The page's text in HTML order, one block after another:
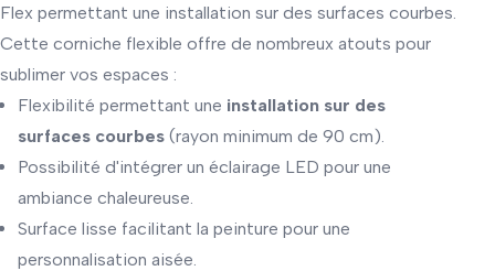
Flex permettant une installation sur des surfaces courbes.
Cette corniche flexible offre de nombreux atouts pour
sublimer vos espaces :
Flexibilité permettant une installation sur des
surfaces courbes (rayon minimum de 90 cm).
Possibilité d'intégrer un éclairage LED pour une
ambiance chaleureuse.
Surface lisse facilitant la peinture pour une
personnalisation aisée.